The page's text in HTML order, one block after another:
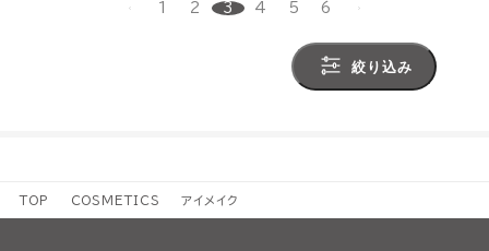
1 2 3 4 5 6
絞り込み
TOP COSMETICS アイメイク